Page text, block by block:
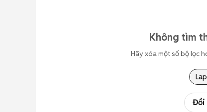
Không tìm
Hãy xóa một số bộ lọc
Đổi